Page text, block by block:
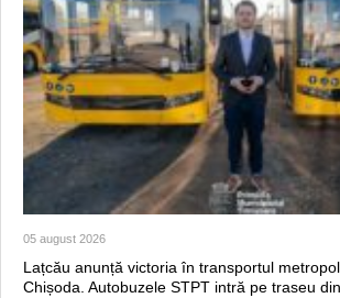
05 august 2026
Lațcău anunță victoria în transportul
Chișoda. Autobuzele STPT intră pe traseu